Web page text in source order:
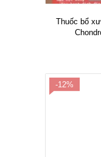
Thuốc bổ
-12%